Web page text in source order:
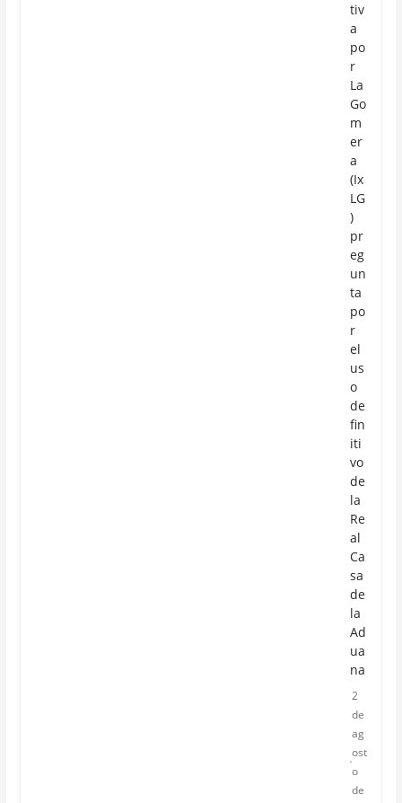
tiv
a
po
r
La
Go
m
er
a
(Ix
LG
)
pr
eg
un
ta
po
r
el
us
o
de
fin
iti
vo
de
la
Re
al
Ca
sa
de
la
Ad
ua
na
2
de
ag
ost
o
de